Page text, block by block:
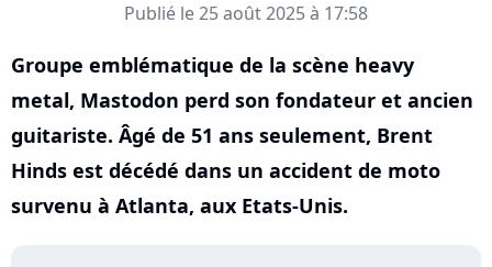
Publié le 25 août 2025 à 17:58
Groupe emblématique de la scène heavy
metal, Mastodon perd son fondateur et ancien
guitariste. Âgé de 51 ans seulement, Brent
Hinds est décédé dans un accident de moto
survenu à Atlanta, aux Etats-Unis.